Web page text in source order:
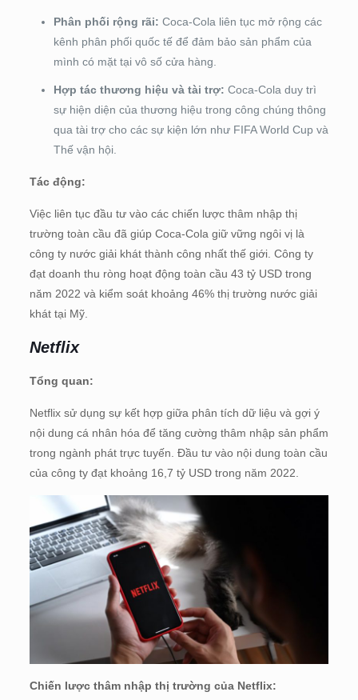
Phân phối rộng rãi: Coca-Cola liên tục mở rộng các
kênh phân phối quốc tế để đảm bảo sản phẩm của
mình có mặt tại vô số cửa hàng.
Hợp tác thương hiệu và tài trợ: Coca-Cola duy trì
sự hiện diện của thương hiệu trong công chúng thông
qua tài trợ cho các sự kiện lớn như FIFA World Cup và
Thế vận hội.
Tác động:
Việc liên tục đầu tư vào các chiến lược thâm nhập thị
trường toàn cầu đã giúp Coca-Cola giữ vững ngôi vị là
công ty nước giải khát thành công nhất thế giới. Công ty
đạt doanh thu ròng hoạt động toàn cầu 43 tỷ USD trong
năm 2022 và kiểm soát khoảng 46% thị trường nước giải
khát tại Mỹ.
Netflix
Tổng quan:
Netflix sử dụng sự kết hợp giữa phân tích dữ liệu và gợi ý
nội dung cá nhân hóa để tăng cường thâm nhập sản phẩm
trong ngành phát trực tuyến. Đầu tư vào nội dung toàn cầu
của công ty đạt khoảng 16,7 tỷ USD trong năm 2022.
Chiến lược thâm nhập thị trường của Netflix: